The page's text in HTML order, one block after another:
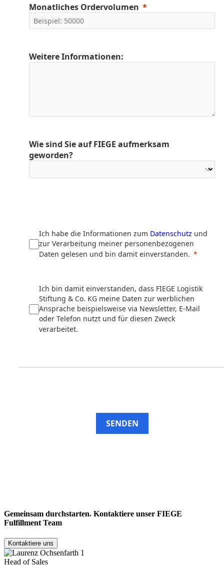
Monatliches Ordervolumen
Weitere Informationen:
Wie sind Sie auf FIEGE aufmerksam
geworden?
Ich habe die Informationen zum Datenschutz und
zur Verarbeitung meiner personenbezogenen
Daten gelesen und bin damit einverstanden.
Ich bin damit einverstanden, dass FIEGE Logistik
Stiftung & Co. KG meine Daten zur werblichen
Ansprache beispielsweise via Newsletter, E-Mail
oder Telefon nutzt und für diesen Zweck
verarbeitet.
SENDEN
Gemeinsam durchstarten. Kontaktiere unser FIEGE
Fulfillment Team
Kontaktiere uns
Head of Sales